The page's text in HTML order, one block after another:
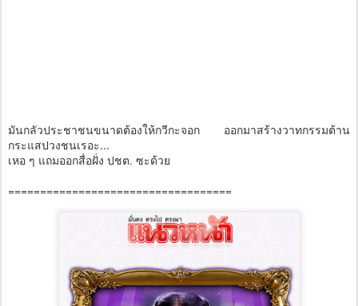
มันกลัวประชาชนขนาดต้องให้กวีกะจอก ออกมาสร้างวาทกรรมต้าน
กระแสปวงชนเรอะ...
เหอ ๆ แถมออกสื่อฝั่ง ปชต. ซะด้วย
===================================